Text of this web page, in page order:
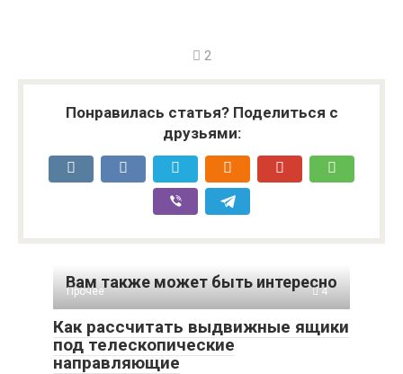
2
Понравилась статья? Поделиться с
друзьями:
Вам также может быть интересно
Прочее 4
Как рассчитать выдвижные ящики
под телескопические
направляющие